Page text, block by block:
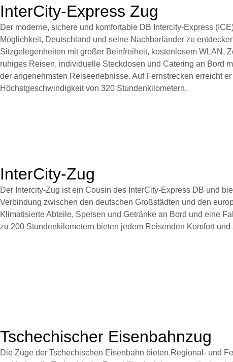
InterCity-Express Zug
Der moderne, sichere und komfortable DB Intercity-Express
Möglichkeit, Deutschland und seine Nachbarländer zu
Sitzgelegenheiten mit großer Beinfreiheit, kostenlosem WLAN,
ruhiges Reisen, individuelle Steckdosen und Catering an Bord
der angenehmsten Reiseerlebnisse. Auf Fernstrecken erreicht
Höchstgeschwindigkeit von 320 Stundenkilometern.
InterCity-Zug
Der Intercity-Zug ist ein Cousin des InterCity-Express DB und
Verbindung zwischen den deutschen Großstädten und den
Klimatisierte Abteile, Speisen und Getränke an Bord und eine
zu 200 Stundenkilometern bieten jedem Reisenden Komfort
Tschechischer Eisenbahnzug
Die Züge der Tschechischen Eisenbahn bieten Regional- und